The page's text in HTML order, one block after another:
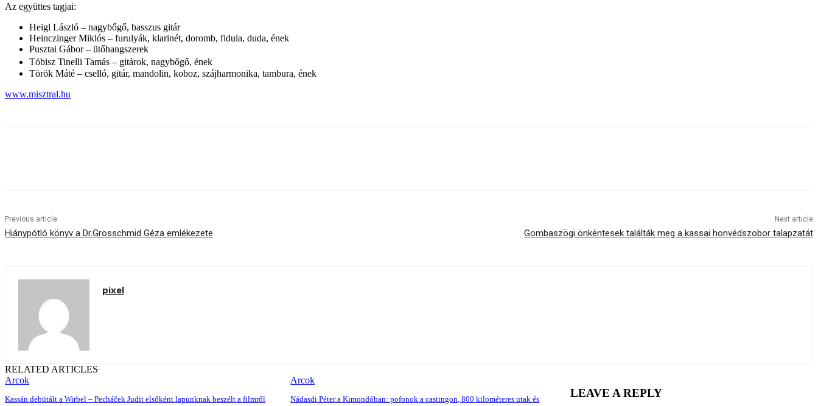
Az együttes tagjai:
Heigl László – nagybőgő, basszus gitár
Heinczinger Miklós – furulyák, klarinét, doromb, fidula, duda, ének
Pusztai Gábor – ütőhangszerek
Tóbisz Tinelli Tamás – gitárok, nagybőgő, ének
Török Máté – cselló, gitár, mandolin, koboz, szájharmonika, tambura, ének
www.misztral.hu
Previous article
Hiánypótló könyv a Dr.Grosschmid Géza emlékezete
Next article
Gombaszögi önkéntesek találták meg a kassai honvédszobor talapzatát
pixel
RELATED ARTICLES
Arcok
Kassán debütált a Wirbel – Pecháček Judit elsőként lapunknak beszélt a filmről
Arcok
Nádasdi Péter a Kimondóban: pofonok a castingon, 800 kilométeres utak és
LEAVE A REPLY